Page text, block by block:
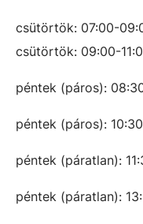
csütörtök: 07:00-
csütörtök: 09:00-
péntek (páros):
péntek (páros):
péntek (páratlan):
péntek (páratlan):